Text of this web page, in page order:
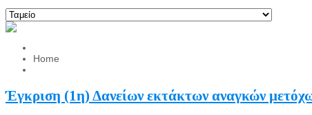
Home
Έγκριση (1η) Δανείων εκτάκτων αναγκών